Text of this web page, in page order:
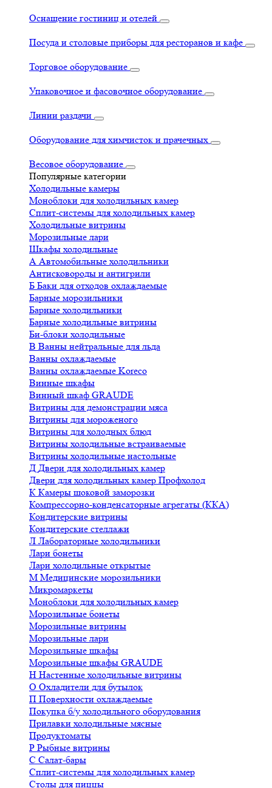
Оснащение гостиниц и отелей
Посуда и столовые приборы для ресторанов и кафе
Торговое оборудование
Упаковочное и фасовочное оборудование
Линии раздачи
Оборудование для химчисток и прачечных
Весовое оборудование
Популярные категории
Холодильные камеры
Моноблоки для холодильных камер
Сплит-системы для холодильных камер
Холодильные витрины
Морозильные лари
Шкафы холодильные
А Автомобильные холодильники
Антисковороды и антигрили
Б Баки для отходов охлаждаемые
Барные морозильники
Барные холодильники
Барные холодильные витрины
Би-блоки холодильные
В Ванны нейтральные для льда
Ванны охлаждаемые
Ванны охлаждаемые Koreco
Винные шкафы
Винный шкаф GRAUDE
Витрины для демонстрации мяса
Витрины для мороженого
Витрины для холодных блюд
Витрины холодильные встраиваемые
Витрины холодильные настольные
Д Двери для холодильных камер
Двери для холодильных камер Профхолод
К Камеры шоковой заморозки
Компрессорно-конденсаторные агрегаты (ККА)
Кондитерские витрины
Кондитерские стеллажи
Л Лабораторные холодильники
Лари бонеты
Лари холодильные открытые
М Медицинские морозильники
Микромаркеты
Моноблоки для холодильных камер
Морозильные бонеты
Морозильные витрины
Морозильные лари
Морозильные шкафы
Морозильные шкафы GRAUDE
Н Настенные холодильные витрины
О Охладители для бутылок
П Поверхности охлаждаемые
Покупка б/у холодильного оборудования
Прилавки холодильные мясные
Продуктоматы
Р Рыбные витрины
С Салат-бары
Сплит-системы для холодильных камер
Столы для пиццы